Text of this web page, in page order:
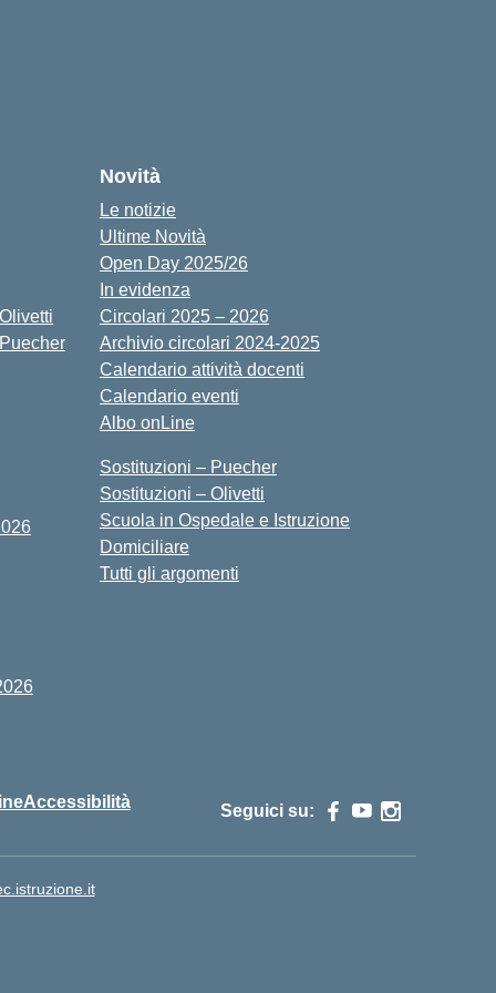
Novità
Le notizie
Ultime Novità
Open Day 2025/26
In evidenza
Circolari 2025 – 2026
Archivio circolari 2024-2025
Calendario attività docenti
Calendario eventi
Albo onLine
Sostituzioni – Puecher
Sostituzioni – Olivetti
Scuola in Ospedale e Istruzione
Domiciliare
Tutti gli argomenti
Accessibilità Seguici su: